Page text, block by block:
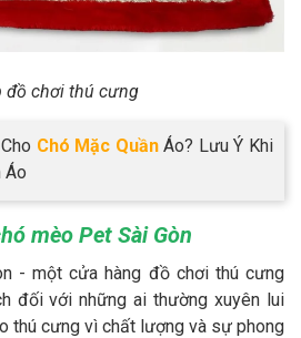
đồ chơi thú cưng
Chó Mặc QuầnÁo? Lưu Ý Khi
Áo
mèo Pet Sài Gòn
- một cửa hàng đồ chơi thú cưng
đối với những ai thường xuyên lui
thú cưng vì chất lượng và sự phong